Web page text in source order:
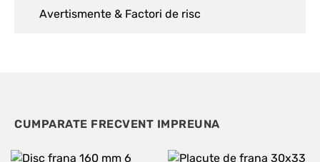
Avertismente & Factori de risc
CUMPARATE FRECVENT IMPREUNA